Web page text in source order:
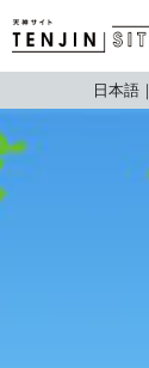
TENJIN SITE
日本語